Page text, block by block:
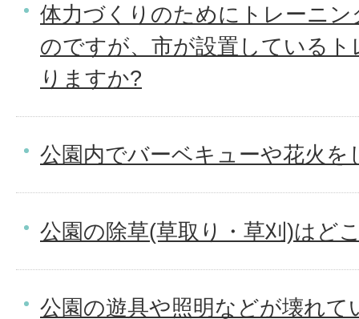
体力づくりのためにトレーニ
のですが、市が設置している
りますか?
公園内でバーベキューや花火
公園の除草(草取り・草刈)はど
公園の遊具や照明などが壊れて